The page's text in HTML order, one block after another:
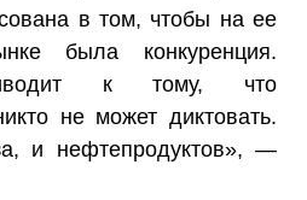
в том, чтобы на ее
была конкуренция.
к тому, что
не может диктовать.
и нефтепродуктов», —